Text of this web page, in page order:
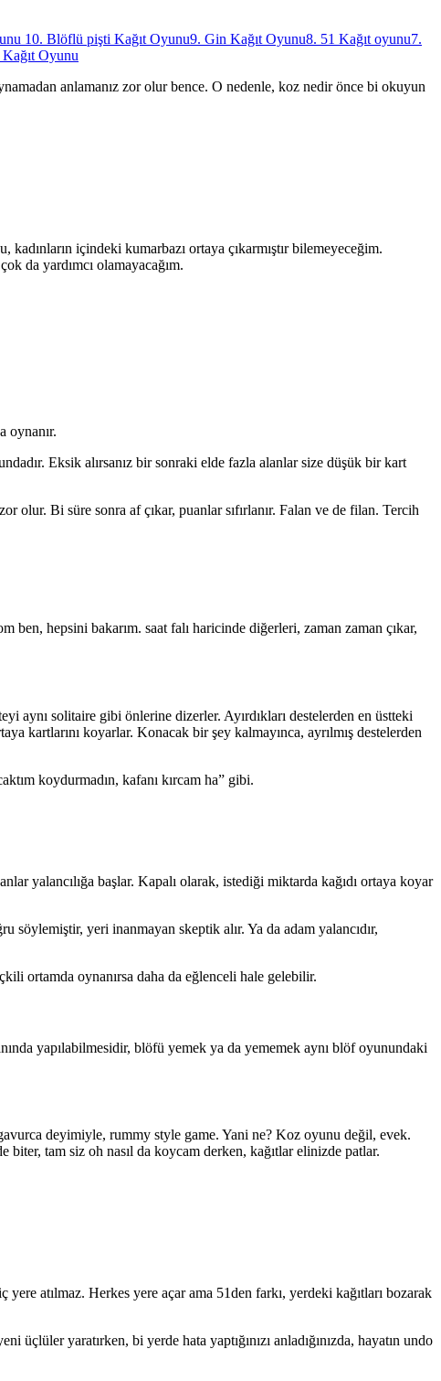
10. Blöflü pişti Kağıt Oyunu9. Gin Kağıt Oyunu8. 51 Kağıt oyunu7.
Kağıt Oyunu
anlamanız zor olur bence. O nedenle, koz nedir önce bi okuyun
içindeki kumarbazı ortaya çıkarmıştır bilemeyeceğim.
da yardımcı olamayacağım.
oynanır.
Eksik alırsanız bir sonraki elde fazla alanlar size düşük bir kart
olur. Bi süre sonra af çıkar, puanlar sıfırlanır. Falan ve de filan. Tercih
hepsini bakarım. saat falı haricinde diğerleri, zaman zaman çıkar,
aynı solitaire gibi önlerine dizerler. Ayırdıkları destelerden en üstteki
kartlarını koyarlar. Konacak bir şey kalmayınca, ayrılmış destelerden
koydurmadın, kafanı kırcam ha” gibi.
yalancılığa başlar. Kapalı olarak, istediği miktarda kağıdı ortaya koyar
söylemiştir, yeri inanmayan skeptik alır. Ya da adam yalancıdır,
ortamda oynanırsa daha da eğlenceli hale gelebilir.
yapılabilmesidir, blöfü yemek ya da yememek aynı blöf oyunundaki
deyimiyle, rummy style game. Yani ne? Koz oyunu değil, evek.
biter, tam siz oh nasıl da koycam derken, kağıtlar elinizde patlar.
atılmaz. Herkes yere açar ama 51den farkı, yerdeki kağıtları bozarak
yaratırken, bi yerde hata yaptığınızı anladığınızda, hayatın undo